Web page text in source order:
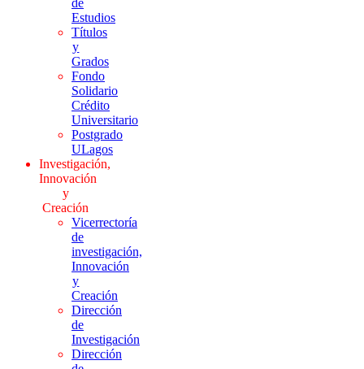
de
Estudios
Títulos
y
Grados
Fondo
Solidario
Crédito
Universitario
Postgrado
ULagos
Investigación,
Innovación
y
Creación
Vicerrectoría
de
investigación,
Innovación
y
Creación
Dirección
de
Investigación
Dirección